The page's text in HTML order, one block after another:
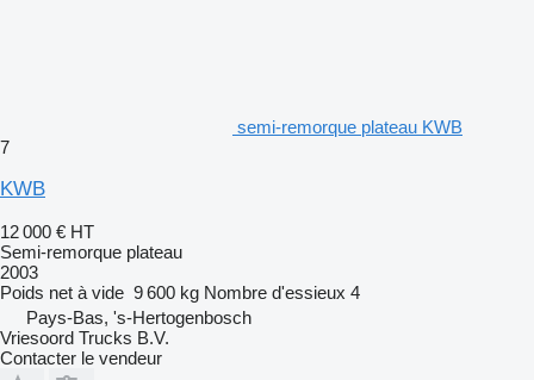
semi-remorque plateau KWB
7
KWB
12 000 € HT
Semi-remorque plateau
2003
Poids net à vide 9 600 kg Nombre d'essieux 4
Pays-Bas, 's-Hertogenbosch
Vriesoord Trucks B.V.
Contacter le vendeur